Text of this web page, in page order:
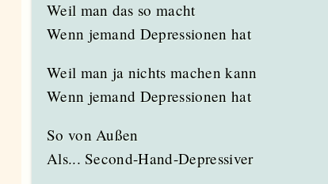
Weil man das so macht
Wenn jemand Depressionen hat
Weil man ja nichts machen kann
Wenn jemand Depressionen hat
So von Außen
Als... Second-Hand-Depressiver